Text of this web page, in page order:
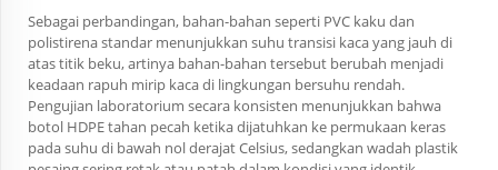
Sebagai perbandingan, bahan-bahan seperti PVC kaku dan
polistirena standar menunjukkan suhu transisi kaca yang jauh di
atas titik beku, artinya bahan-bahan tersebut berubah menjadi
keadaan rapuh mirip kaca di lingkungan bersuhu rendah.
Pengujian laboratorium secara konsisten menunjukkan bahwa
botol HDPE tahan pecah ketika dijatuhkan ke permukaan keras
pada suhu di bawah nol derajat Celsius, sedangkan wadah plastik